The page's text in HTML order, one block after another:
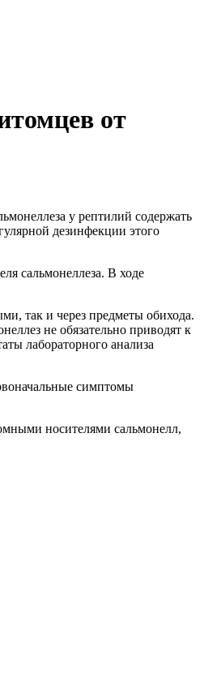
от
у рептилий содержать
дезинфекции этого
сальмонеллеза. В ходе
так и через предметы обихода.
не обязательно приводят к
лабораторного анализа
симптомы
носителями сальмонелл,